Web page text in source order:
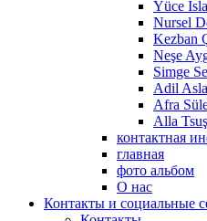
Yüce
Nursel
Kezban
Neşe
Simge
Adil
Afra
Alla
контактная
главная
фото альбом
О нас
Контакты и социальные